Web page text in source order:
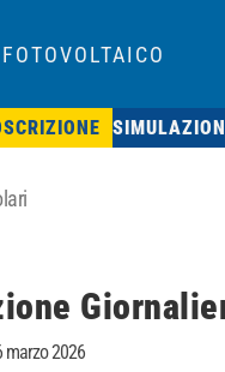
marzo 2026